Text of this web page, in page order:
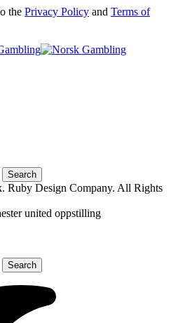
the Privacy Policy and Terms of
Ruby Design Company. All Rights
united oppstilling